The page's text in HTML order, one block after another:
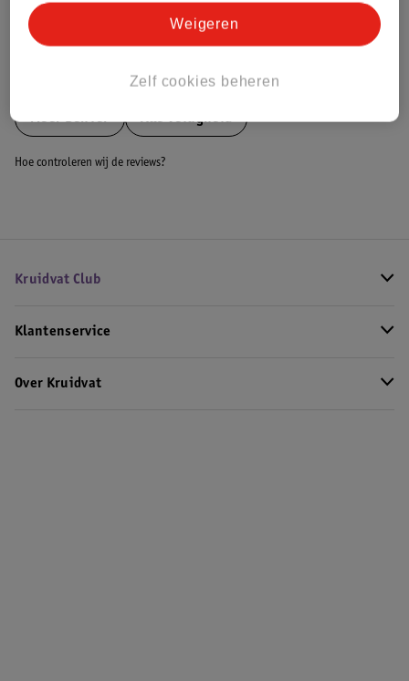
Bestel & Bezorginformatie
MeerDenver Alle Veiligheid
Hoe controleren wij de reviews?
Kruidvat Club
Klantenservice
Over Kruidvat
Zelf cookies beheren
Weigeren